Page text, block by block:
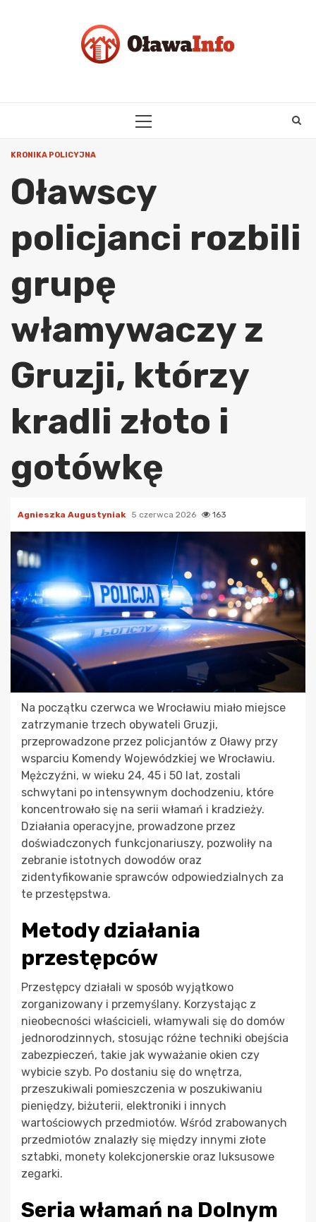
PRIMARY
KRONIKA POLICYJNA
Oławscy
policjanci rozbili
grupę
włamywaczy z
Gruzji, którzy
kradli złoto i
gotówkę
Agnieszka Augustyniak 5 czerwca 2026 163
Na początku czerwca we Wrocławiu miało miejsce
zatrzymanie trzech obywateli Gruzji,
przeprowadzone przez policjantów z Oławy przy
wsparciu Komendy Wojewódzkiej we Wrocławiu.
Mężczyźni, w wieku 24, 45 i 50 lat, zostali
schwytani po intensywnym dochodzeniu, które
koncentrowało się na serii włamań i kradzieży.
Działania operacyjne, prowadzone przez
doświadczonych funkcjonariuszy, pozwoliły na
zebranie istotnych dowodów oraz
zidentyfikowanie sprawców odpowiedzialnych za
te przestępstwa.
Metody działania
przestępców
Przestępcy działali w sposób wyjątkowo
zorganizowany i przemyślany. Korzystając z
nieobecności właścicieli, włamywali się do domów
jednorodzinnych, stosując różne techniki obejścia
zabezpieczeń, takie jak wyważanie okien czy
wybicie szyb. Po dostaniu się do wnętrza,
przeszukiwali pomieszczenia w poszukiwaniu
pieniędzy, biżuterii, elektroniki i innych
wartościowych przedmiotów. Wśród zrabowanych
przedmiotów znalazły się między innymi złote
sztabki, monety kolekcjonerskie oraz luksusowe
zegarki.
Seria włamań na Dolnym